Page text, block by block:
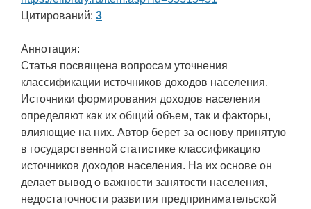
Цитирований: 3
Аннотация:
Статья посвящена вопросам уточнения
классификации источников доходов населения.
Источники формирования доходов населения
определяют как их общий объем, так и факторы,
влияющие на них. Автор берет за основу принятую
в государственной статистике классификацию
источников доходов населения. На их основе он
делает вывод о важности занятости населения,
недостаточности развития предпринимательской